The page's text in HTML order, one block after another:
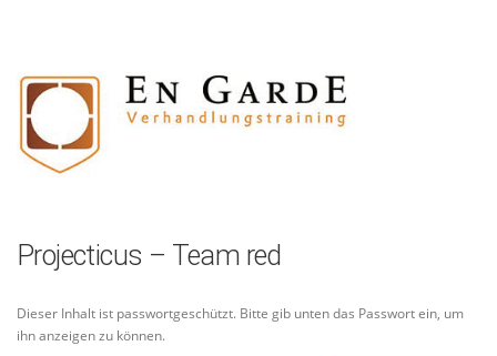
Projecticus – Team red
Dieser Inhalt ist passwortgeschützt. Bitte gib unten das Passwort ein, um
ihn anzeigen zu können.